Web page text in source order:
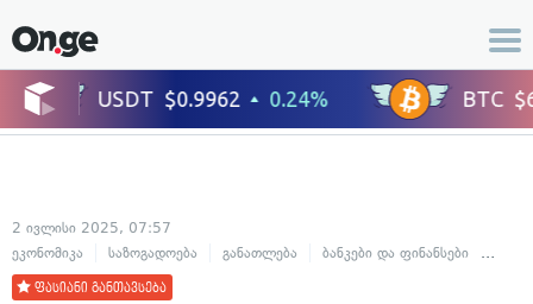
2 ივლისი 2025, 07:57
ეკონომიკა
საზოგადოება განათლება ბანკები და ფინანსები
ფასიანი განთავსება